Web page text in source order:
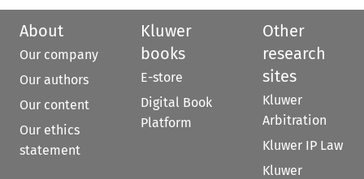
About
Our company
Our authors
Our content
Our ethics
statement
Kluwer
books
E-store
Digital Book
Platform
Other
research
sites
Kluwer
Arbitration
Kluwer IP Law
Kluwer